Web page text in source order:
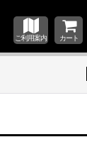
ご利用案内 カート